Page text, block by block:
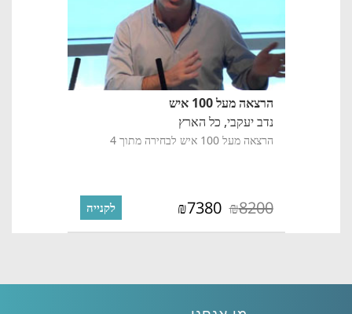
הרצאה מעל 100 איש
נדב יעקבי, כל הארץ
הרצאה מעל 100 איש לבחירה מתוך 4
₪8200
₪7380 לקנייה